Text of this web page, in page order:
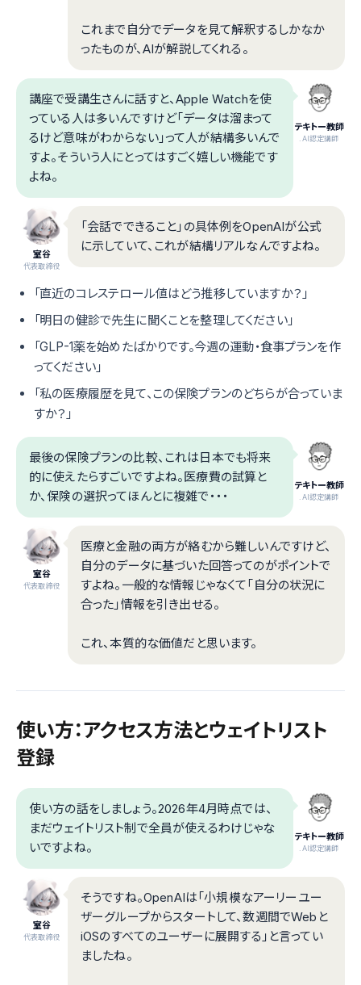
これまで自分でデータを見て解釈するしかなか
ったものが、AIが解説してくれる。
テキトー教師
.AI認定講師
講座で受講生さんに話すと、Apple Watchを使
っている人は多いんですけど「データは溜まって
るけど意味がわからない」って人が結構多いんで
すよ。そういう人にとってはすごく嬉しい機能です
よね。
室谷
代表取締役
「会話でできること」の具体例をOpenAIが公式
に示していて、これが結構リアルなんですよね。
「直近のコレステロール値はどう推移していますか？」
「明日の健診で先生に聞くことを整理してください」
「GLP-1薬を始めたばかりです。今週の運動・食事プランを作
ってください」
「私の医療履歴を見て、この保険プランのどちらが合っていま
すか？」
テキトー教師
.AI認定講師
最後の保険プランの比較、これは日本でも将来
的に使えたらすごいですよね。医療費の試算と
か、保険の選択ってほんとに複雑で・・・
室谷
代表取締役
医療と金融の両方が絡むから難しいんですけど、
自分のデータに基づいた回答ってのがポイントで
すよね。一般的な情報じゃなくて「自分の状況に
合った」情報を引き出せる。
これ、本質的な価値だと思います。
使い方：アクセス方法とウェイトリスト
登録
テキトー教師
.AI認定講師
使い方の話をしましょう。2026年4月時点では、
まだウェイトリスト制で全員が使えるわけじゃな
いですよね。
室谷
代表取締役
そうですね。OpenAIは「小規模なアーリーユー
ザーグループからスタートして、数週間でWebと
iOSのすべてのユーザーに展開する」と言ってい
ましたね。